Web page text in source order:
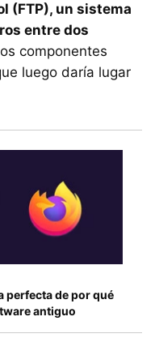
(FTP), un sistema
entre dos
componentes
luego daría lugar
perfecta de por qué
antiguo